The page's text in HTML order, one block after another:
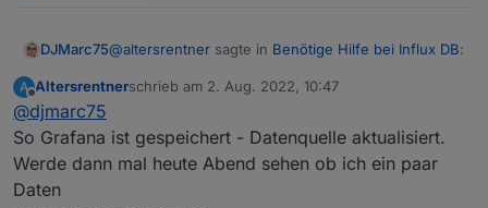
   influx [command]
COMMANDS:
write                Write points to
bucket               Bucket
completion           Generates
DJMarc75@altersrentner sagte in Benötige Hilfe bei Influx DB:
brauch es nicht aber den Service neu starten.
A
Offline
Altersrentnerschrieb am 2. Aug. 2022, 10:47
zuletzt editiert von
@djmarc75
So Grafana ist gespeichert - Datenquelle aktualisiert.
Werde dann mal heute Abend sehen ob ich ein paar
Daten